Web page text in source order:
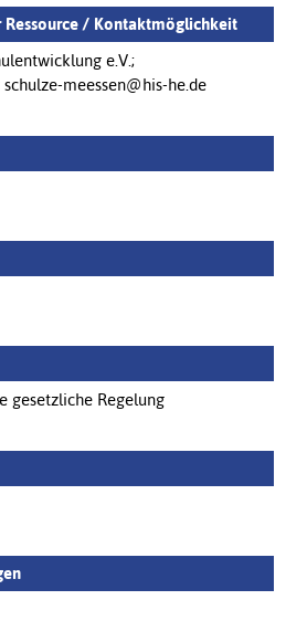
Ressource / Kontaktmöglichkeit
e.V.;
meessen@his-he.de
gesetzliche Regelung